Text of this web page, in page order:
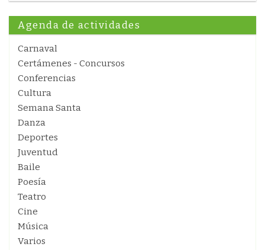
Agenda de actividades
Carnaval
Certámenes - Concursos
Conferencias
Cultura
Semana Santa
Danza
Deportes
Juventud
Baile
Poesía
Teatro
Cine
Música
Varios